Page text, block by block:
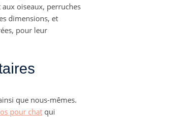
oiseaux, perruches
dimensions, et
pour leur
que nous-mêmes.
pour chat qui